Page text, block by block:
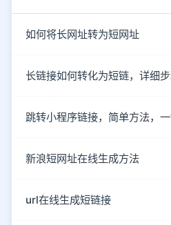
如何将长网址转为短网址
长链接如何转化为短链，详细
跳转小程序链接，简单方法，
新浪短网址在线生成方法
url在线生成短链接